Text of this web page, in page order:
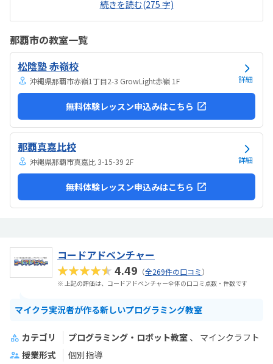
ングは高いイメージですが、月2回ということもあり、お手頃に通いや
すい金額であると思った。子どもが発言したことを肯定する姿勢で関
続きを読む(275 字)
那覇市の教室一覧
松陰塾 赤嶺校
沖縄県那覇市赤嶺1丁目2-3 GrowLight赤嶺 1F 詳細
無料体験レッスン申込みはこちら
那覇真嘉比校
沖縄県那覇市真嘉比 3-15-39 2F 詳細
無料体験レッスン申込みはこちら
コードアドベンチャー
★★★★★4.49 （全269件の口コミ）
※ 上記の評価は、コードアドベンチャー全体の口コミ点数・件数です
マイクラ実況者が作る新しいプログラミング教室
カテゴリ プログラミング・ロボット教室
マインクラフト
授業形式
個別指導